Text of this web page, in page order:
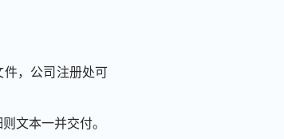
，公司注册处可
文本一并交付。